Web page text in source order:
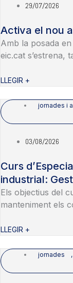
29/07/2026
Activa el nou
Amb la posada
eic.cat s’estrena,
LLEGIR +
jornades i
03/08/2026
Curs
industrial:
Els objectius del
manteniment els
LLEGIR +
jornades ,